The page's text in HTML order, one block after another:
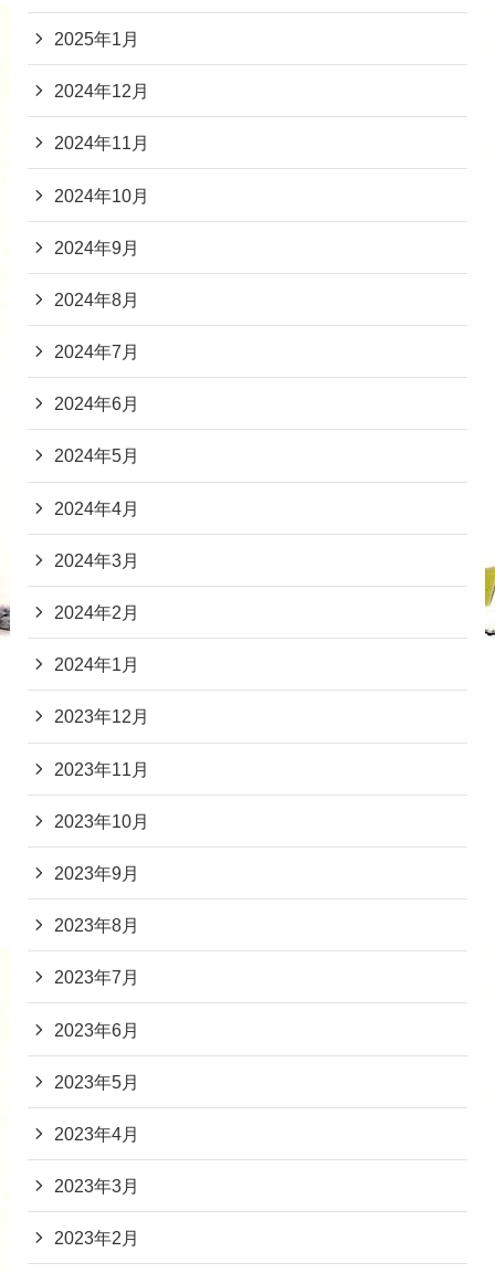
2025年1月
2024年12月
2024年11月
2024年10月
2024年9月
2024年8月
2024年7月
2024年6月
2024年5月
2024年4月
2024年3月
2024年2月
2024年1月
2023年12月
2023年11月
2023年10月
2023年9月
2023年8月
2023年7月
2023年6月
2023年5月
2023年4月
2023年3月
2023年2月